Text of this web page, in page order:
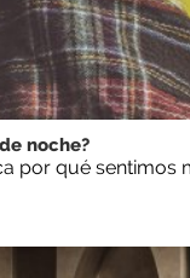
noche?
por qué sentimos